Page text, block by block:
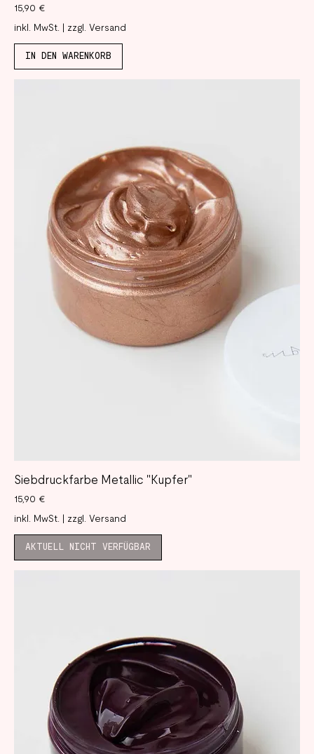
Preis
15,90 €
inkl. MwSt. zzgl. Versand
IN DEN WARENKORB
Siebdruckfarbe Metallic "Kupfer"
Preis
15,90 €
inkl. MwSt. zzgl. Versand
AKTUELL NICHT VERFÜGBAR